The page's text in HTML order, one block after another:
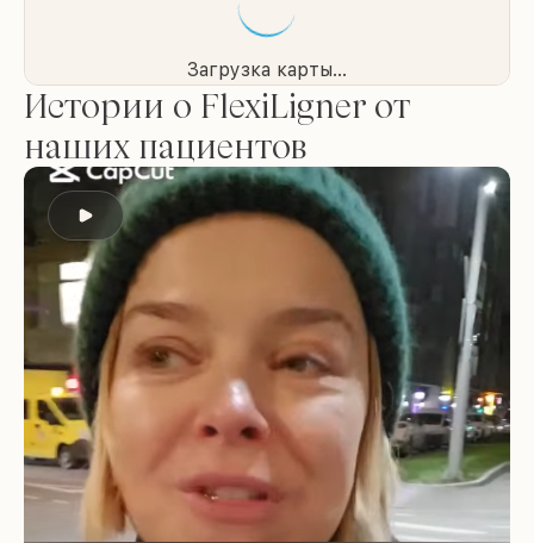
Загрузка карты...
Истории о FlexiLigner от
наших пациентов